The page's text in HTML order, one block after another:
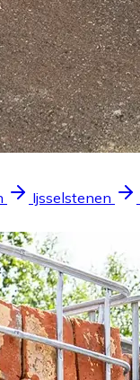
Ijsselstenen